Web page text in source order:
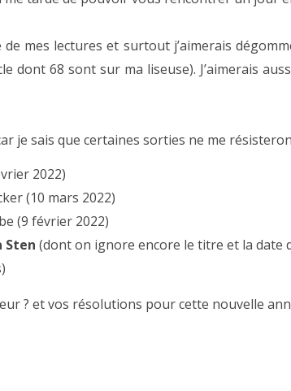
mes lectures et surtout j’aimerais
dont 68 sont sur ma liseuse). J’aimerais
je sais que certaines sorties ne me
2022)
(10 mars 2022)
(9 février 2022)
Sten (dont on ignore encore le titre et la date
? et vos résolutions pour cette nouvelle